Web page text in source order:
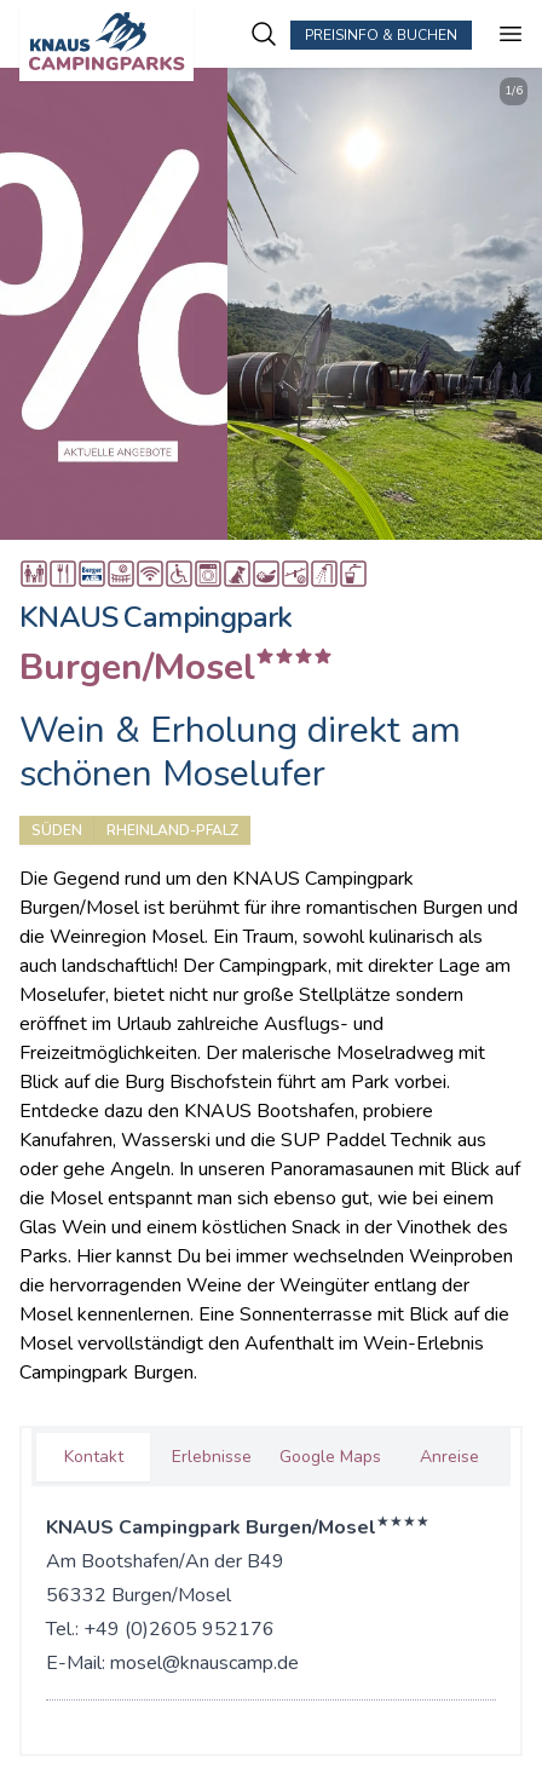
PREISINFO & BUCHEN
1/6
KNAUS Campingpark
Burgen/Mosel
Wein & Erholung direkt am
schönen Moselufer
SÜDEN RHEINLAND-PFALZ
Die Gegend rund um den KNAUS Campingpark
Burgen/Mosel ist berühmt für ihre romantischen Burgen und
die Weinregion Mosel. Ein Traum, sowohl kulinarisch als
auch landschaftlich! Der Campingpark, mit direkter Lage am
Moselufer, bietet nicht nur große Stellplätze sondern
eröffnet im Urlaub zahlreiche Ausflugs- und
Freizeitmöglichkeiten. Der malerische Moselradweg mit
Blick auf die Burg Bischofstein führt am Park vorbei.
Entdecke dazu den KNAUS Bootshafen, probiere
Kanufahren, Wasserski und die SUP Paddel Technik aus
oder gehe Angeln. In unseren Panoramasaunen mit Blick auf
die Mosel entspannt man sich ebenso gut, wie bei einem
Glas Wein und einem köstlichen Snack in der Vinothek des
Parks. Hier kannst Du bei immer wechselnden Weinproben
die hervorragenden Weine der Weingüter entlang der
Mosel kennenlernen. Eine Sonnenterrasse mit Blick auf die
Mosel vervollständigt den Aufenthalt im Wein-Erlebnis
Campingpark Burgen.
Kontakt Erlebnisse Google Maps Anreise
KNAUS Campingpark Burgen/Mosel★★★★
Am Bootshafen/An der B49
56332 Burgen/Mosel
Tel.: +49 (0)2605 952176
E-Mail: mosel@knauscamp.de